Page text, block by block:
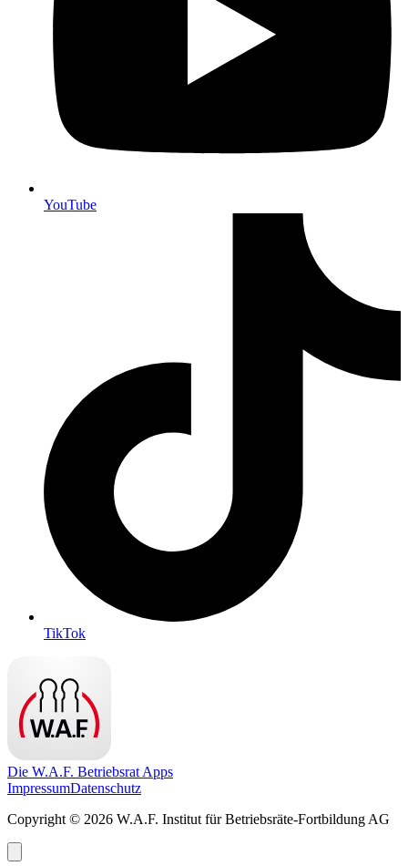
YouTube
TikTok
Die W.A.F. Betriebsrat Apps
ImpressumDatenschutz
Copyright © 2026 W.A.F. Institut für Betriebsräte-Fortbildung AG